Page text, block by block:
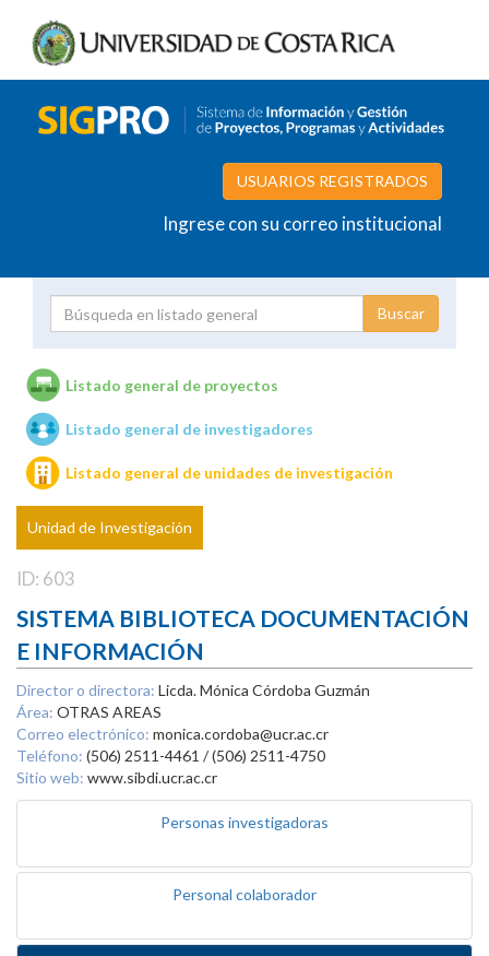
USUARIOS REGISTRADOS
Ingrese con su correo institucional
Unidades de investigación
Listado general de proyectos
Listado general de investigadores
Listado general de unidades de investigación
Unidad de Investigación
ID: 603
SISTEMA BIBLIOTECA DOCUMENTACIÓN
E INFORMACIÓN
Director o directora: Licda. Mónica Córdoba Guzmán
Área: OTRAS AREAS
Correo electrónico: monica.cordoba@ucr.ac.cr
Teléfono: (506) 2511-4461 / (506) 2511-4750
Sitio web: www.sibdi.ucr.ac.cr
Personas investigadoras
Personal colaborador